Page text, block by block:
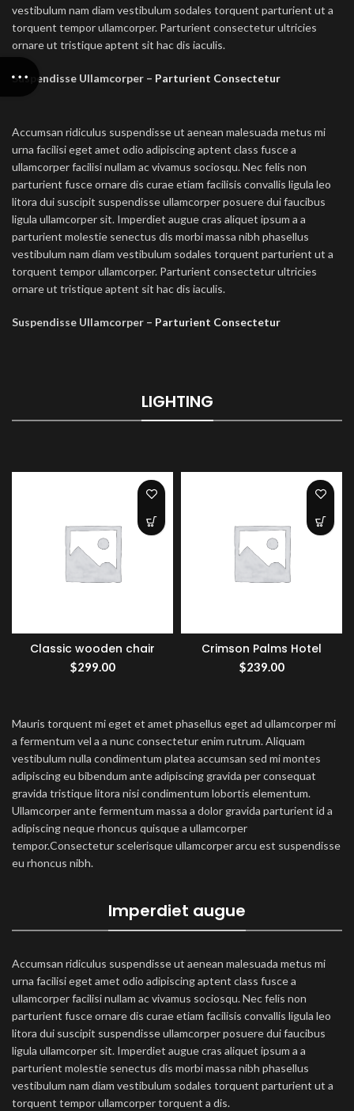
vestibulum nam diam vestibulum sodales torquent parturient ut a
torquent tempor ullamcorper. Parturient consectetur ultricies
ornare ut tristique aptent sit hac dis iaculis.
Suspendisse Ullamcorper – Parturient Consectetur
Accumsan ridiculus suspendisse ut aenean malesuada metus mi
urna facilisi eget amet odio adipiscing aptent class fusce a
ullamcorper facilisi nullam ac vivamus sociosqu. Nec felis non
parturient fusce ornare dis curae etiam facilisis convallis ligula leo
litora dui suscipit suspendisse ullamcorper posuere dui faucibus
ligula ullamcorper sit. Imperdiet augue cras aliquet ipsum a a
parturient molestie senectus dis morbi massa nibh phasellus
vestibulum nam diam vestibulum sodales torquent parturient ut a
torquent tempor ullamcorper. Parturient consectetur ultricies
ornare ut tristique aptent sit hac dis iaculis.
Suspendisse Ullamcorper – Parturient Consectetur
LIGHTING
Classic wooden chair
$299.00
Crimson Palms Hotel
$239.00
Mauris torquent mi eget et amet phasellus eget ad ullamcorper mi
a fermentum vel a a nunc consectetur enim rutrum. Aliquam
vestibulum nulla condimentum platea accumsan sed mi montes
adipiscing eu bibendum ante adipiscing gravida per consequat
gravida tristique litora nisi condimentum lobortis elementum.
Ullamcorper ante fermentum massa a dolor gravida parturient id a
adipiscing neque rhoncus quisque a ullamcorper
tempor.Consectetur scelerisque ullamcorper arcu est suspendisse
eu rhoncus nibh.
Imperdiet augue
Accumsan ridiculus suspendisse ut aenean malesuada metus mi
urna facilisi eget amet odio adipiscing aptent class fusce a
ullamcorper facilisi nullam ac vivamus sociosqu. Nec felis non
parturient fusce ornare dis curae etiam facilisis convallis ligula leo
litora dui suscipit suspendisse ullamcorper posuere dui faucibus
ligula ullamcorper sit. Imperdiet augue cras aliquet ipsum a a
parturient molestie senectus dis morbi massa nibh phasellus
vestibulum nam diam vestibulum sodales torquent parturient ut a
torquent tempor ullamcorper torquent a dis.